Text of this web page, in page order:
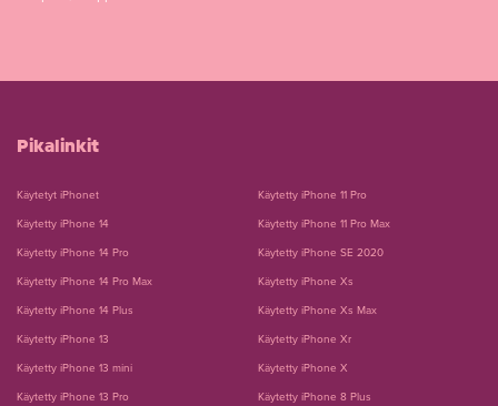
Pikalinkit
Käytetyt iPhonet
Käytetty iPhone 14
Käytetty iPhone 14 Pro
Käytetty iPhone 14 Pro Max
Käytetty iPhone 14 Plus
Käytetty iPhone 13
Käytetty iPhone 13 mini
Käytetty iPhone 13 Pro
Käytetty iPhone 11 Pro
Käytetty iPhone 11 Pro Max
Käytetty iPhone SE 2020
Käytetty iPhone Xs
Käytetty iPhone Xs Max
Käytetty iPhone Xr
Käytetty iPhone X
Käytetty iPhone 8 Plus